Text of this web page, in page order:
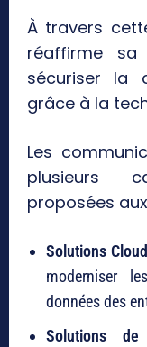
À travers
réaffirme
sécuriser la
grâce à la
Les
plusieurs
proposées
Solutions
moderniser
données des
Solutions